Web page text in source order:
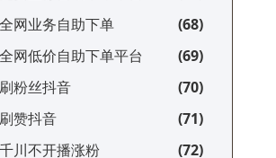
全网业务自助下单
全网低价自助下单平台
刷粉丝抖音
刷赞抖音
千川不开播涨粉